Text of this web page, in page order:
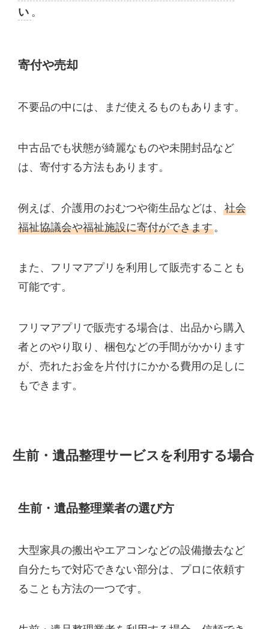
い 。
寄付や売却
不要品の中には、まだ使えるものもあります。
中古品でも状態が綺麗なものや未開封品など
は、寄付する方法もあります。
例えば、介護用のおむつや衛生品などは、 社会
福祉協議会や福祉施設に寄付ができます 。
また、フリマアプリを利用して販売することも
可能です。
フリマアプリで販売する場合は、出品から購入
者とのやり取り、梱包などの手間がかかります
が、売れたお金を片付けにかかる費用の足しに
もできます。
生前・遺品整理サービスを利用する場合
生前・遺品整理業者の選び方
大型家具の搬出やエアコンなどの設備撤去など
自分たちで対応できない部分は、プロに依頼す
ることも方法の一つです。